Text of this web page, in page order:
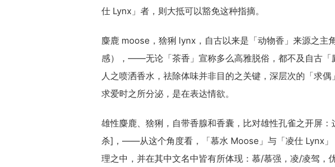
仕 Lynx」者，则大抵可以豁免这种指摘。
麋鹿 moose，猞猁 lynx，自古以来是「动物香」来源之主
感），——无论「茶香」宣称多么高雅脱俗，都不及自古「
人之喷洒香水，祛除体味并非目的之关键，深层次的「求
求爱时之所分泌，是在表达情欲。
雄性麋鹿、猞猁，自带香腺和香囊，比对雄性孔雀之开屏
杀]，——从这个角度看，「慕水 Moose」与「凌仕 Lynx
理之中，并在其中文名中皆有所体现：慕/慕强，凌/凌驾，